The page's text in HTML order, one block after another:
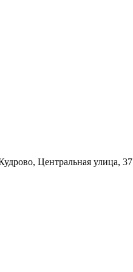
Центральная улица, 37